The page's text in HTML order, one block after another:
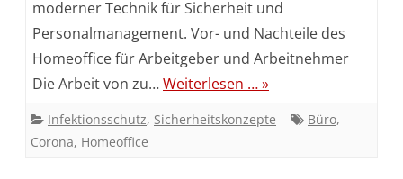
schnelle
und
Anpassung
moderner Technik für Sicherheit und
Personalmanagement. Vor- und Nachteile des
Homeoffice für Arbeitgeber und Arbeitnehmer
Die Arbeit von zu…Weiterlesen … »
Infektionsschutz, Sicherheitskonzepte Büro,
Corona, Homeoffice